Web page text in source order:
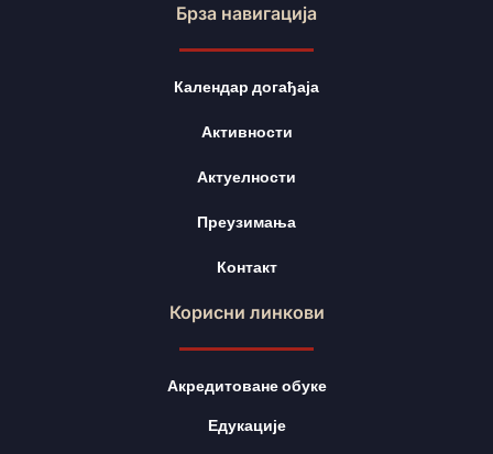
Брза навигација
Календар догађаја
Активности
Актуелности
Преузимања
Контакт
Корисни линкови
Акредитоване обуке
Едукације